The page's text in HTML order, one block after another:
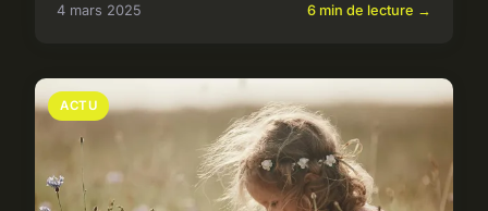
4 mars 2025 6 min de lecture →
ACTU